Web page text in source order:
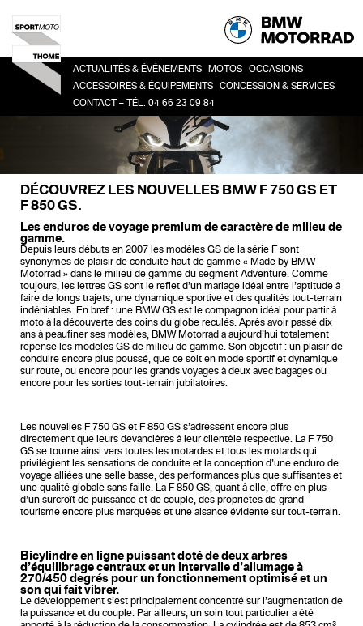
ACTUALITÉS & ÉVÉNEMENTS MOTOS
SPORT
ADVENTURE
TOUR
OCCASIONS
ACCESSOIRES & ÉQUIPEMENTS
ACCESSOIRES
ÉQUIPEMENT DU PILOTE
CONCESSION & SERVICES
LA CONCESSION
DEMANDE DE RDV ATELIER
FINANCEMENT
CONTACT – TÉL. 04 66 23 09 84
DÉCOUVREZ LES NOUVELLES BMW F 750 GS ET
F 850 GS.
Les enduros de voyage premium de caractère de milieu de
gamme.
Depuis leurs débuts en 2007 les modèles GS de la série F sont
synonymes de plaisir de conduite haut de gamme « Made by BMW
Motorrad » dans le milieu de gamme du segment Adventure. Comme
toujours, les lettres GS sont le reflet d’un mariage idéal entre l’aptitude à
faire de longs trajets, une dynamique sportive et des qualités tout-terrain
indéniables. En bref : une BMW GS est le compagnon idéal pour partir à
moto à la découverte des coins du globe reculés. Après avoir passé dix
ans à peaufiner ses modèles, BMW Motorrad a aujourd’hui totalement
repensé les modèles GS de milieu de gamme. Son objectif : un plaisir de
conduire encore plus poussé, que ce soit en mode sportif et dynamique
sur route, ou encore pour les grands voyages à deux avec bagages ou
encore pour les sorties tout-terrain jubilatoires.
Les nouvelles F 750 GS et F 850 GS s’adressent encore plus
directement que leurs devancières à leur clientèle respective. La F 750
GS se tourne ainsi vers toutes les motardes et tous les motards qui
privilégient les sensations de conduite et la conception d’une enduro de
voyage alliées une selle basse, des performances plus que suffisantes et
une qualité globale sans faille. La F 850 GS, quant à elle, offre en plus
d’un surcroît de puissance et de couple, des propriétés de grand
tourisme encore plus marquées et une aisance évidente sur tout-terrain.
Bicylindre en ligne puissant doté de deux arbres
d’équilibrage centraux et un intervalle d’allumage à
270/450 degrés pour un fonctionnement optimisé et un
son qui fait vibrer.
Le développement s’est principalement concentré sur l’augmentation de
la puissance et du couple. Par ailleurs, un soin tout particulier a été